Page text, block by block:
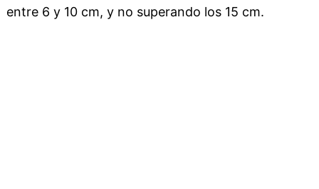
entre 6 y 10 cm, y no superando los 15 cm.